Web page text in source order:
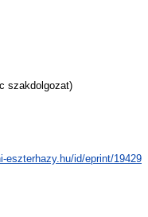
szakdolgozat)
eszterhazy.hu/id/eprint/19429